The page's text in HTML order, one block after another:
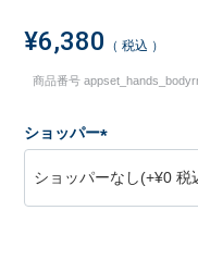
¥6,380 税込
商品番号
ショッパー
必
須